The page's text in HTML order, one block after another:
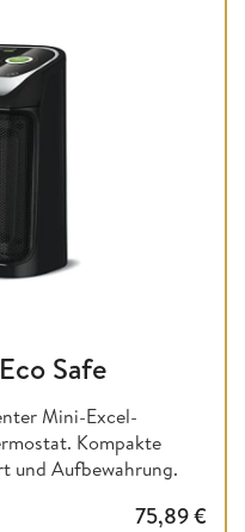
Safe
Mini-Excel-
Kompakte
und Aufbewahrung.
75,89€